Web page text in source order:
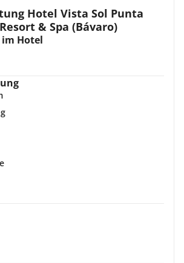
Hotel Vista Sol Punta
& Spa (Bávaro)
Hotel